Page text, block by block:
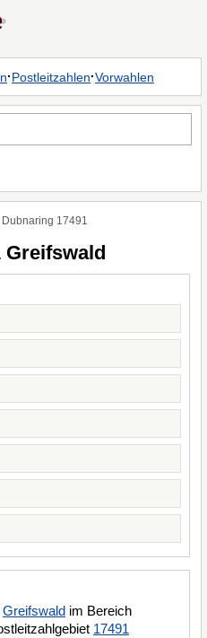
·Postleitzahlen·Vorwahlen
Dubnaring 17491
Greifswald
Greifswald im Bereich
17491